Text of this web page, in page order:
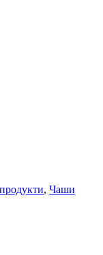
, Чаши